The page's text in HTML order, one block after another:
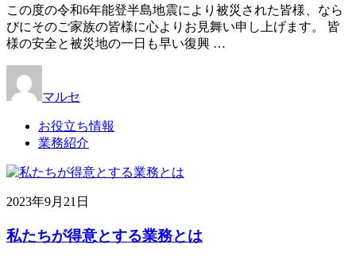
この度の令和6年能登半島地震により被災された皆様、なら
びにそのご家族の皆様に心よりお見舞い申し上げます。 皆
様の安全と被災地の一日も早い復興 …
マルセ
お役立ち情報
業務紹介
2023年9月21日
私たちが得意とする業務とは